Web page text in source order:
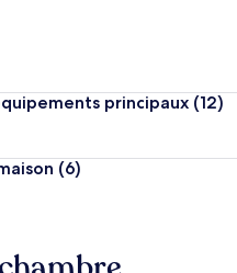
principaux (12)
(6)